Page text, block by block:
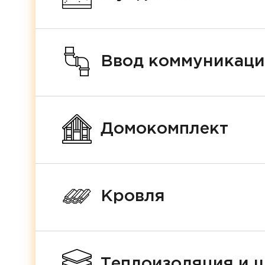
Ввод
Домокомплект
Кровля